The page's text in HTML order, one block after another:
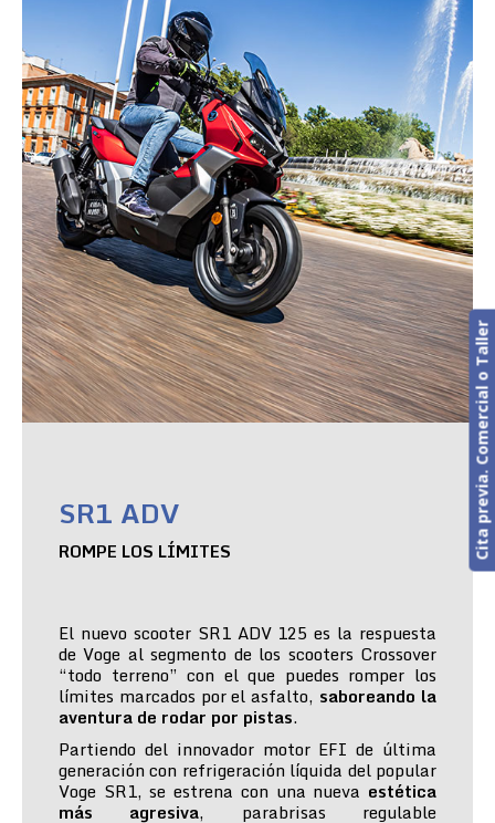
SR1 ADV
ROMPE LOS LÍMITES
El nuevo scooter SR1 ADV 125 es la respuesta
de Voge al segmento de los scooters Crossover
“todo terreno” con el que puedes romper los
límites marcados por el asfalto, saboreando la
aventura de rodar por pistas.
Partiendo del innovador motor EFI de última
generación con refrigeración líquida del popular
Voge SR1, se estrena con una nueva estética
más agresiva, parabrisas regulable
Cita previa. Comercial o Taller